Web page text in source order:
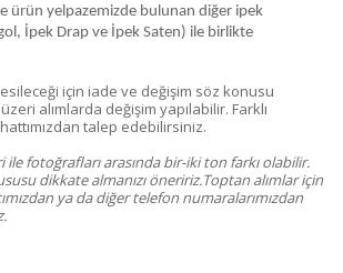
ürün yelpazemizde bulunan diğer ipek
İpek Drap ve İpek Saten) ile birlikte
için iade ve değişim söz konusu
alımlarda değişim yapılabilir. Farklı
talep edebilirsiniz.
ile fotoğrafları arasında bir-iki ton farkı olabilir.
dikkate almanızı öneririz.Toptan alımlar için
ya da diğer telefon numaralarımızdan